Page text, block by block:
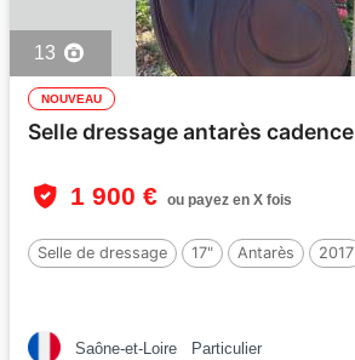
13
NOUVEAU
Selle dressage antarès cadence
1 900 € ou payez en X fois
Selle de dressage 17" Antarès 2017
Saône-et-Loire Particulier